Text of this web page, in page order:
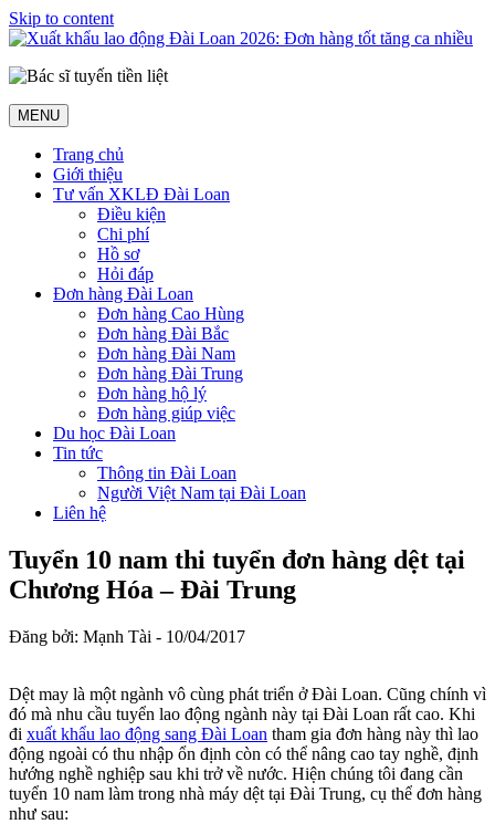
Skip to content
MENU
Trang chủ
Giới thiệu
Tư vấn XKLĐ Đài Loan
Điều kiện
Chi phí
Hồ sơ
Hỏi đáp
Đơn hàng Đài Loan
Đơn hàng Cao Hùng
Đơn hàng Đài Bắc
Đơn hàng Đài Nam
Đơn hàng Đài Trung
Đơn hàng hộ lý
Đơn hàng giúp việc
Du học Đài Loan
Tin tức
Thông tin Đài Loan
Người Việt Nam tại Đài Loan
Liên hệ
Tuyển 10 nam thi tuyển đơn hàng dệt tại
Chương Hóa – Đài Trung
Đăng bởi: Mạnh Tài - 10/04/2017
Dệt may là một ngành vô cùng phát triển ở Đài Loan. Cũng chính vì
đó mà nhu cầu tuyển lao động ngành này tại Đài Loan rất cao. Khi
đi xuất khẩu lao động sang Đài Loan tham gia đơn hàng này thì lao
động ngoài có thu nhập ổn định còn có thể nâng cao tay nghề, định
hướng nghề nghiệp sau khi trở về nước. Hiện chúng tôi đang cần
tuyển 10 nam làm trong nhà máy dệt tại Đài Trung, cụ thể đơn hàng
như sau: